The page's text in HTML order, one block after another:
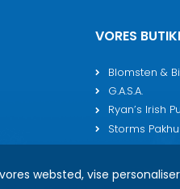
VORES
Blomsten &
G.A.S.A.
Ryan’s Irish
Storms
websted, vise